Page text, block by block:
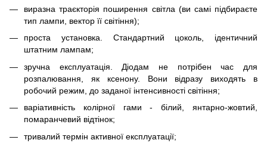
виразна траєкторія поширення світла (ви самі підбираєте
тип лампи, вектор її світіння);
проста установка. Стандартний цоколь, ідентичний
штатним лампам;
зручна експлуатація. Діодам не потрібен час для
розпалювання, як ксенону. Вони відразу виходять в
робочий режим, до заданої інтенсивності світіння;
варіативність колірної гами - білий, янтарно-жовтий,
помаранчевий відтінок;
тривалий термін активної експлуатації;